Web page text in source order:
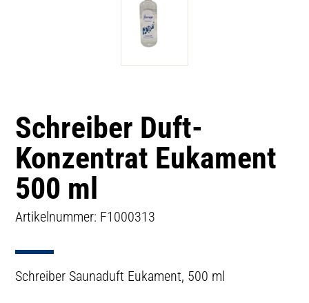
Schreiber Duft-
Konzentrat Eukament
500 ml
Artikelnummer: F1000313
Schreiber Saunaduft Eukament, 500 ml